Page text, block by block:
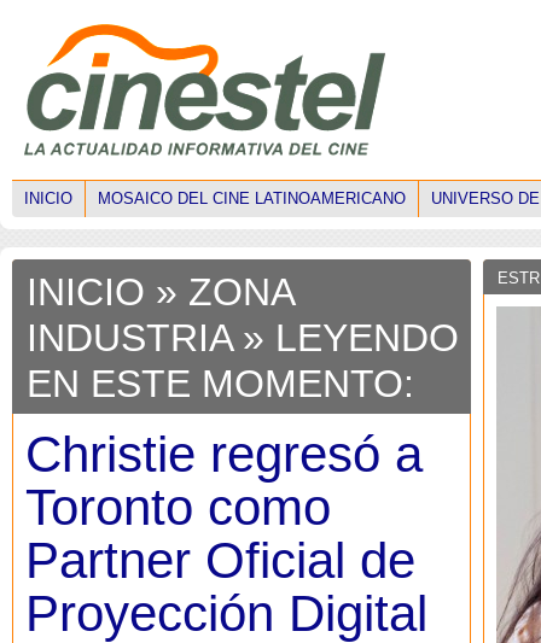
INICIO MOSAICO DEL CINE LATINOAMERICANO UNIVERSO
INICIO » ZONA
INDUSTRIA» LEYENDO
EN ESTE MOMENTO:
Christie regresó a
Toronto como
Partner Oficial de
Proyección Digital